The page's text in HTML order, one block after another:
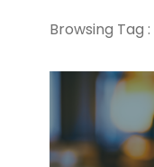
Browsing Tag :